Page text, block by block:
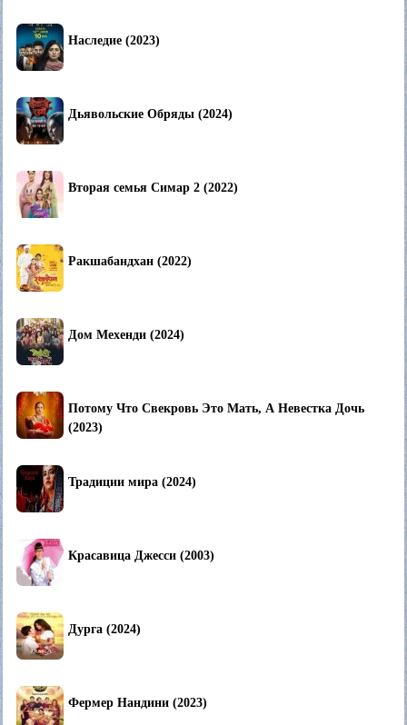
Наследие (2023)
Дьявольские Обряды (2024)
Вторая семья Симар 2 (2022)
Ракшабандхан (2022)
Дом Мехенди (2024)
Потому Что Свекровь Это Мать, А Невестка Дочь
(2023)
Традиции мира (2024)
Красавица Джесси (2003)
Дурга (2024)
Фермер Нандини (2023)